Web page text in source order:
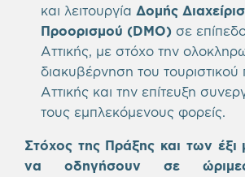
και λειτουργία Δομής
Προορισμού (DMO) σε
Αττικής, με στόχο την
διακυβέρνηση του τουριστικού
Αττικής και την επίτευξη
τους εμπλεκόμενους φορείς.
Στόχος της Πράξης και των έξι
να οδηγήσουν σε ώριμες